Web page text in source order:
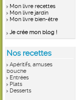
Mon livre recettes
Mon livre jardin
Mon livre bien-être
Je crée mon blog !
Nos recettes
Apéritifs, amuses
bouche
Entrées
Plats
Desserts